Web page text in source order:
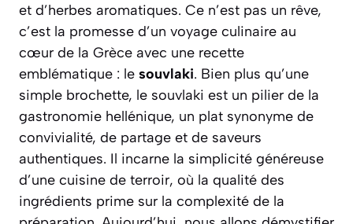
et d’herbes aromatiques. Ce n’est pas un rêve,
c’est la promesse d’un voyage culinaire au
cœur de la Grèce avec une recette
emblématique : le souvlaki. Bien plus qu’une
simple brochette, le souvlaki est un pilier de la
gastronomie hellénique, un plat synonyme de
convivialité, de partage et de saveurs
authentiques. Il incarne la simplicité généreuse
d’une cuisine de terroir, où la qualité des
ingrédients prime sur la complexité de la